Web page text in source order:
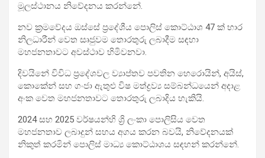
මූලස්ථානය නිවේදනය කරන්නේ.
නව ක්‍රමවේදය ඔස්සේ ප්‍රදේශීය පොලිස් කොට්ඨාශ 47 ක් භාර
නිලධාරීන්‍ වෙත සෘජුවම තොරතුරු ලබාදීම සඳහා
මහජනතාවට අවස්ථාව හිමිවනවා.
දිවයිනේ විවිධ ප්‍රදේශවල ව්‍යාප්තව පවතින හෙරොයින්, අයිස්,
කොකේන් සහ ගංජා ඇතුළු විෂ මත්ද්‍රව්‍ය සම්බන්ධයෙන් අදාළ
අංක වෙත මහජනතාවට තොරතුරු ලබාදිය හැකියි.
2024 සහ 2025 වර්ෂයන්හි ශ්‍රි ලංකා පොලිසිය වෙත
මහජනතාව ලබාදුන් සහය අගය කරන බවයි, නිවේදනයක්
නිකුත් කරමින් පොලිස් මාධ්‍ය කොට්ඨාශය සඳහන් කරන්නේ.